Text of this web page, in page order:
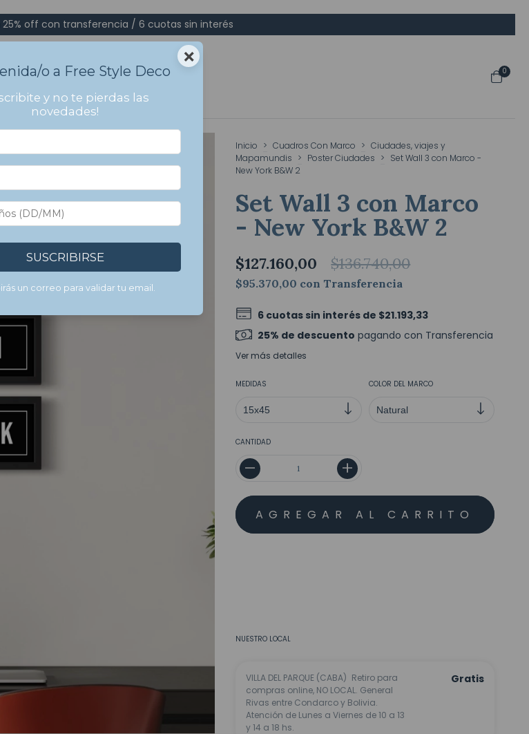
off con transferencia / 6 cuotas sin interés
0
Inicio > Cuadros Con Marco > Ciudades, viajes y
Mapamundis > Poster Ciudades > Set Wall 3 con Marco -
New York B&W 2
Set Wall 3 con Marco
- New York B&W 2
$127.160,00 $136.740,00
$95.370,00 con Transferencia
6 cuotas sin interés de $21.193,33
25% de descuento pagando con Transferencia
Ver más detalles
MEDIDAS COLOR DEL MARCO
CANTIDAD
NUESTRO LOCAL
VILLA DEL PARQUE (CABA) Retiro para
compras online, NO LOCAL. General
Rivas entre Condarco y Bolivia.
Atención de Lunes a Viernes de 10 a 13
y 14 a 18 hs.
Gratis
×
o a Free Style Deco
y no te pierdas las
novedades!
SUSCRIBIRSE
un correo para validar tu email.